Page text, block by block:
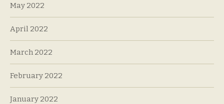
May 2022
April 2022
March 2022
February 2022
January 2022